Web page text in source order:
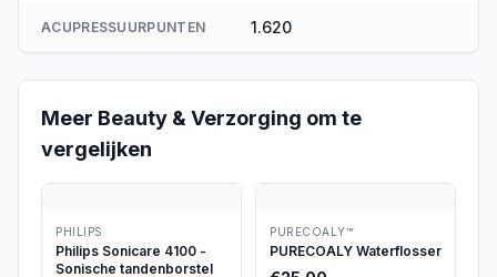
ACUPRESSUURPUNTEN 1.620
Meer Beauty & Verzorging om te
vergelijken
PHILIPS
Philips Sonicare 4100 -
Sonische tandenborstel
PURECOALY™
PURECOALY Waterflosser